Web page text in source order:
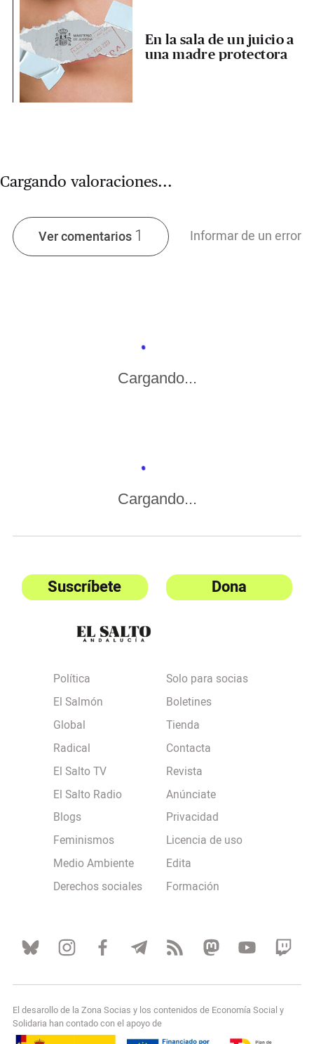
En la sala de un juicio a
una madre protectora
Cargando valoraciones...
Ver comentarios 1 Informar de un error
Cargando...
Cargando...
Suscríbete Dona
Política
El Salmón
Global
Radical
El Salto TV
El Salto Radio
Blogs
Feminismos
Medio Ambiente
Derechos sociales
Solo para socias
Boletines
Tienda
Contacta
Revista
Anúnciate
Privacidad
Licencia de uso
Edita
Formación
El desarollo de la Zona Socias y los contenidos de Economía Social y
Solidaria han contado con el apoyo de